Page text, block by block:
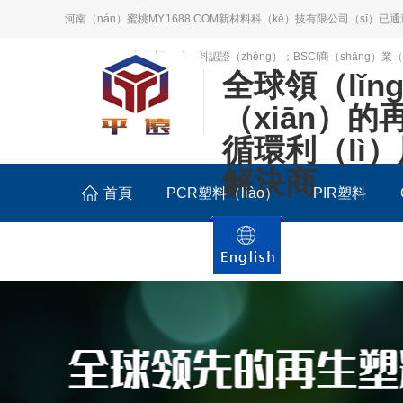
河南（nán）蜜桃MY.1688.COM新材料科（kē）技有限公司（sī）已
UL OBP 2809趨海塑（sù）料認證（zhèng）；BSCI商（shāng）業
全球領（
（xiān）的
循環利（lì
解決商
首頁 PCR塑料（liào） PIR塑料